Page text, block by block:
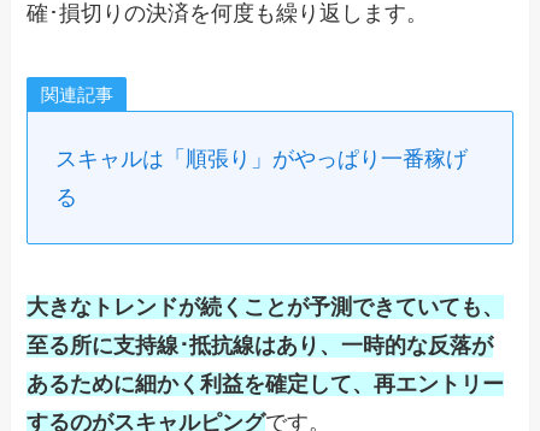
確･損切りの決済を何度も繰り返します。
関連記事
スキャルは「順張り」がやっぱり一番稼げ
る
大きなトレンドが続くことが予測できていても、
至る所に支持線･抵抗線はあり、一時的な反落が
あるために細かく利益を確定して、再エントリー
するのがスキャルピングです。